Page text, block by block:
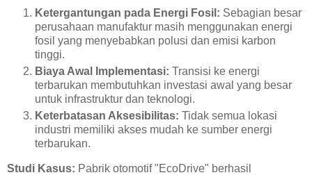
Ketergantungan pada Energi Fosil: Sebagian besar
perusahaan manufaktur masih menggunakan energi
fosil yang menyebabkan polusi dan emisi karbon
tinggi.
Biaya Awal Implementasi: Transisi ke energi
terbarukan membutuhkan investasi awal yang besar
untuk infrastruktur dan teknologi.
Keterbatasan Aksesibilitas: Tidak semua lokasi
industri memiliki akses mudah ke sumber energi
terbarukan.
Studi Kasus: Pabrik otomotif "EcoDrive" berhasil